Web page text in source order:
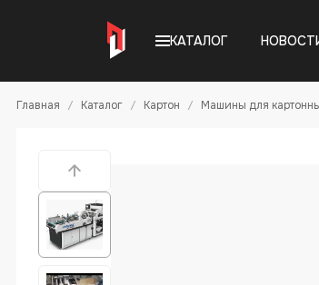
КАТАЛОГ
Главная Каталог Картон Машины для